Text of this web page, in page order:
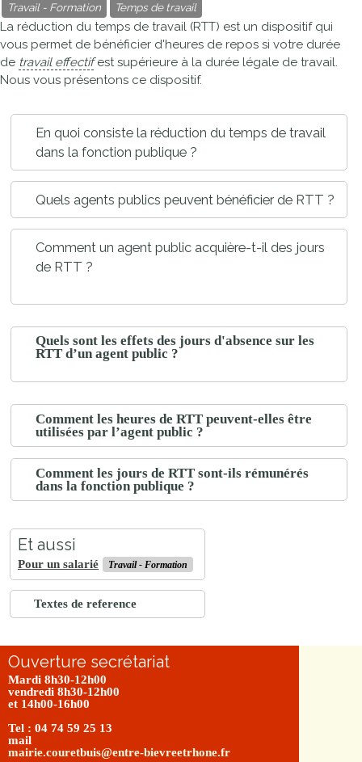
Travail - Formation Temps de travail
La réduction du temps de travail (RTT) est un dispositif qui
vous permet de bénéficier d'heures de repos si votre durée
de travail effectifest supérieure à la durée légale de travail.
Nous vous présentons ce dispositif.
En quoi consiste la réduction du temps de travail
dans la fonction publique ?
Quels agents publics peuvent bénéficier de RTT ?
Comment un agent public acquière-t-il des jours
de RTT ?
Quels sont les effets des jours d'absence sur les
RTT d’un agent public ?
Comment les heures de RTT peuvent-elles être
utilisées par l’agent public ?
Comment les jours de RTT sont-ils rémunérés
dans la fonction publique ?
Et aussi
Pour un salarié Travail - Formation
Textes de reference
Ouverture secrétariat
Mardi 8h30-12h00
vendredi 8h30-12h00
et 14h00-16h00
Tel : 04 74 59 25 13
mail
mairie.couretbuis@entre-bievreetrhone.fr